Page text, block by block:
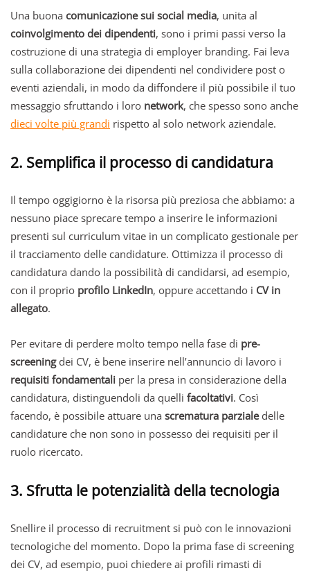
Una buona comunicazione sui social media, unita al
coinvolgimento dei dipendenti, sono i primi passi verso la
costruzione di una strategia di employer branding. Fai leva
sulla collaborazione dei dipendenti nel condividere post o
eventi aziendali, in modo da diffondere il più possibile il tuo
messaggio sfruttando i loro network, che spesso sono anche
dieci volte più grandi rispetto al solo network aziendale.
2. Semplifica il processo di candidatura
Il tempo oggigiorno è la risorsa più preziosa che abbiamo: a
nessuno piace sprecare tempo a inserire le informazioni
presenti sul curriculum vitae in un complicato gestionale per
il tracciamento delle candidature. Ottimizza il processo di
candidatura dando la possibilità di candidarsi, ad esempio,
con il proprio profilo LinkedIn, oppure accettando i CV in
allegato.
Per evitare di perdere molto tempo nella fase di pre-
screeningdei CV, è bene inserire nell’annuncio di lavoro i
requisiti fondamentali per la presa in considerazione della
candidatura, distinguendoli da quelli facoltativi. Così
facendo, è possibile attuare una scrematura parzialedelle
candidature che non sono in possesso dei requisiti per il
ruolo ricercato.
3. Sfrutta le potenzialità della tecnologia
Snellire il processo di recruitment si può con le innovazioni
tecnologiche del momento. Dopo la prima fase di screening
dei CV, ad esempio, puoi chiedere ai profili rimasti di